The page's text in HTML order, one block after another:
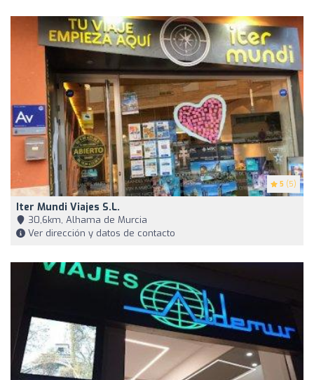
5 (5)
Iter Mundi Viajes S.L.
30,6km, Alhama de Murcia
Ver dirección y datos de contacto